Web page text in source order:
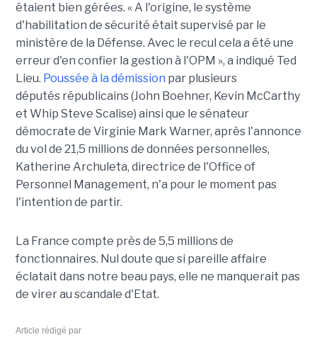
étaient bien gérées. « A l'origine, le système
d'habilitation de sécurité était supervisé par le
ministère de la Défense. Avec le recul cela a été une
erreur d'en confier la gestion à l'OPM », a indiqué Ted
Lieu. Poussée à la démission par plusieurs
députés républicains (John Boehner, Kevin McCarthy
et Whip Steve Scalise) ainsi que le sénateur
démocrate de Virginie Mark Warner, après l'annonce
du vol de 21,5 millions de données personnelles,
Katherine Archuleta, directrice de l'Office of
Personnel Management, n'a pour le moment pas
l'intention de partir.
La France compte près de 5,5 millions de
fonctionnaires. Nul doute que si pareille affaire
éclatait dans notre beau pays, elle ne manquerait pas
de virer au scandale d'Etat.
Article rédigé par